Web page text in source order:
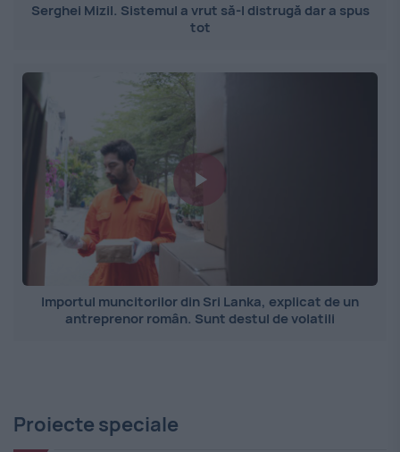
Serghei Mizil. Sistemul a vrut să-l distrugă dar a spus
tot
Importul muncitorilor din Sri Lanka, explicat de un
antreprenor român. Sunt destul de volatili
Proiecte speciale